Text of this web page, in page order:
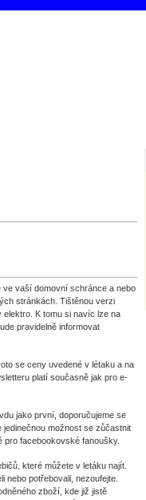
vaší domovní schránce a nebo
stránkách. Tištěnou verzi
K tomu si navíc lze na
pravidelně informovat
se ceny uvedené v létaku a na
platí současně jak pro e-
jako první, doporučujeme se
možnost se zůčastnit
facebookovské fanoušky.
které můžete v letáku najít.
nebo potřebovali, nezoufejte.
zboží, kde již jistě